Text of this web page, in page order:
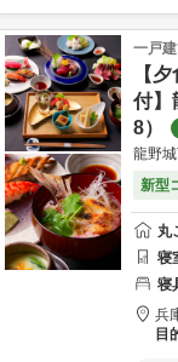
一戸
【
付】
8）
龍野
新型
丸
寝
寝
兵
目